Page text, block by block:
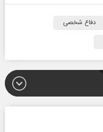
دفاع شخصی